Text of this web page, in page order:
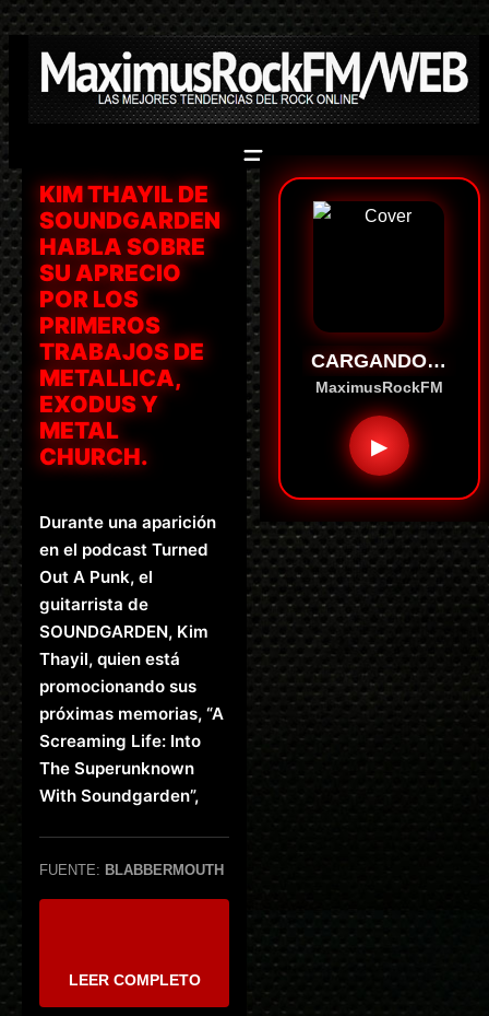
Saltar
al
contenido
KIM THAYIL DE
SOUNDGARDEN
HABLA SOBRE
SU APRECIO
POR LOS
PRIMEROS
TRABAJOS DE
METALLICA,
EXODUS Y
METAL
CHURCH.
Durante una aparición
en el podcast Turned
Out A Punk, el
guitarrista de
SOUNDGARDEN, Kim
Thayil, quien está
promocionando sus
próximas memorias, “A
Screaming Life: Into
The Superunknown
With Soundgarden”,
FUENTE: BLABBERMOUTH
LEER COMPLETO
CARGANDO…
MaximusRockFM
▶